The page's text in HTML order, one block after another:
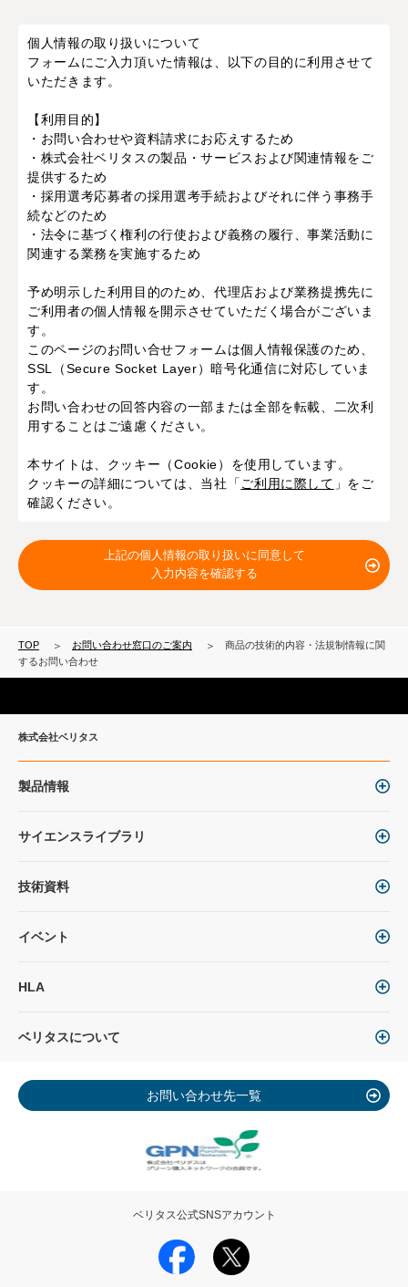
個人情報の取り扱いについて
フォームにご入力頂いた情報は、以下の目的に利用させて
いただきます。
【利用目的】
・お問い合わせや資料請求にお応えするため
・株式会社ベリタスの製品・サービスおよび関連情報をご
提供するため
・採用選考応募者の採用選考手続およびそれに伴う事務手
続などのため
・法令に基づく権利の行使および義務の履行、事業活動に
関連する業務を実施するため
予め明示した利用目的のため、代理店および業務提携先に
ご利用者の個人情報を開示させていただく場合がございま
す。
このページのお問い合せフォームは個人情報保護のため、
SSL（Secure Socket Layer）暗号化通信に対応していま
す。
お問い合わせの回答内容の一部または全部を転載、二次利
用することはご遠慮ください。
本サイトは、クッキー（Cookie）を使用しています。
クッキーの詳細については、当社「 ご利用に際して 」をご
確認ください。
上記の個人情報の取り扱いに同意して
入力内容を確認する
TOP お問い合わせ窓口のご案内
商品の技術的内容・法規制情報に関
するお問い合わせ
株式会社ベリタス
製品情報
サイエンスライブラリ
技術資料
イベント
HLA
ベリタスについて
お問い合わせ先一覧
ベリタス公式SNSアカウント